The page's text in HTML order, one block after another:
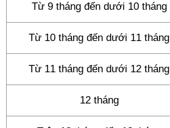
Từ 9 tháng đến dưới 10 tháng
Từ 10 tháng đến dưới 11 tháng
Từ 11 tháng đến dưới 12 tháng
12 tháng